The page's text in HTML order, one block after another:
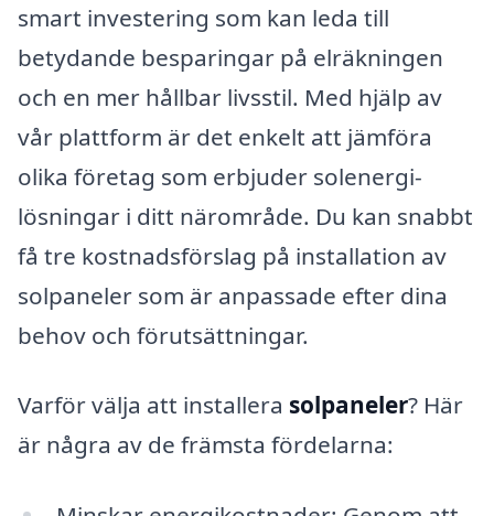
smart investering som kan leda till
betydande besparingar på elräkningen
och en mer hållbar livsstil. Med hjälp av
vår plattform är det enkelt att jämföra
olika företag som erbjuder solenergi-
lösningar i ditt närområde. Du kan snabbt
få tre kostnadsförslag på installation av
solpaneler som är anpassade efter dina
behov och förutsättningar.
Varför välja att installera solpaneler? Här
är några av de främsta fördelarna: